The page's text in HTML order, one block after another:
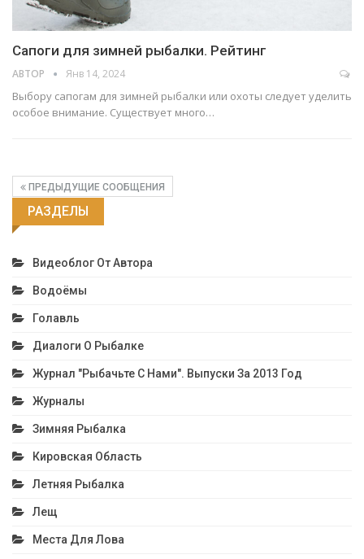
Сапоги для зимней рыбалки. Рейтинг
АВТОР Янв 14, 2024
Выбору сапогам для зимней рыбалки или охоты следует уделить
особое внимание. Существует много…
ПРЕДЫДУЩИЕ СООБЩЕНИЯ
РАЗДЕЛЫ
Видеоблог От Автора
Водоёмы
Голавль
Диалоги О Рыбалке
Журнал "Рыбачьте С Нами". Выпуски За 2013 Год
Журналы
Зимняя Рыбалка
Кировская Область
Летняя Рыбалка
Лещ
Места Для Лова